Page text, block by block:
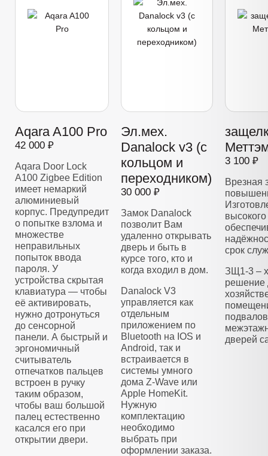
Aqara A100 Pro
42 000 ₽
Aqara Door Lock
A100 Zigbee Edition
имеет немаркий
алюминиевый
корпус. Предупредит
о попытке взлома и
множестве
неправильных
попыток ввода
пароля. У
устройства скрытая
клавиатура — чтобы
её активировать,
нужно дотронуться
до сенсорной
панели. А быстрый и
эргономичный
считыватель
отпечатков пальцев
встроен в ручку
таким образом,
чтобы ваш большой
палец естественно
касался его при
открытии двери.
Эл.мех.
Danalock v3 (с
кольцом и
переходником)
30 000 ₽
Замок Danalock
позволит Вам
удаленно открывать
дверь и быть в
курсе того, кто и
когда входил в дом.
Danalock V3
управляется как
отдельным
приложением по
Bluetooth на IOS и
Android, так и
встраивается в
системы умного
дома Z-Wave или
Apple HomeKit.
Нужную
комплектацию
необходимо
выбрать при
оформлении заказа.
3 100 ₽
Врезная
высокого
срок
ЗЩ1-3 –
решение
дверей